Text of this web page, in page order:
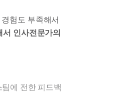
험도 부족해서
서 인사전문가의
에 전한 피드백